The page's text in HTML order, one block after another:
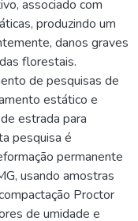
associado com
produzindo um
danos graves
florestais.
de pesquisas de
estático e
estrada para
pesquisa é
permanente
usando amostras
Proctor
de umidade e